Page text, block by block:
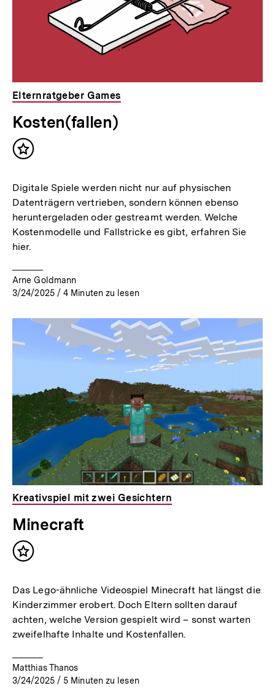
Elternratgeber Games
Kosten(fallen)
Inhalt
Digitale Spiele werden nicht nur auf physischen
Datenträgern vertrieben, sondern können ebenso
heruntergeladen oder gestreamt werden. Welche
Kostenmodelle und Fallstricke es gibt, erfahren Sie
hier.
Arne Goldmann
3/24/2025 / 4 Minuten zu lesen
Kreativspiel mit zwei Gesichtern
Minecraft
Inhalt
Das Lego-ähnliche Videospiel Minecraft hat längst die
Kinderzimmer erobert. Doch Eltern sollten darauf
achten, welche Version gespielt wird – sonst warten
zweifelhafte Inhalte und Kostenfallen.
Matthias Thanos
3/24/2025 / 5 Minuten zu lesen